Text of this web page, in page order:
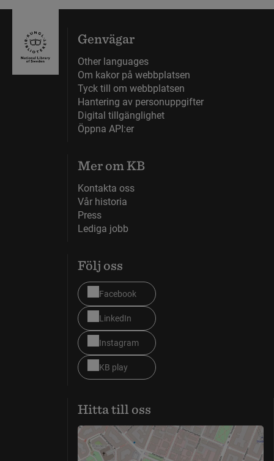
Genvägar
Other languages
Om kakor på webbplatsen
Tyck till om webbplatsen
Hantering av personuppgifter
Digital tillgänglighet
Öppna API:er
Mer om KB
Kontakta oss
Vår historia
Press
Lediga jobb
Följ oss
Facebook
LinkedIn
Instagram
KB play
Hitta till oss